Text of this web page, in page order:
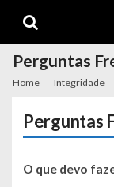
navigation
content
Perguntas
Home Integridade
Perguntas
O que devo